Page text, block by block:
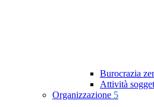
Burocrazia
Attività
Organizzazione 5